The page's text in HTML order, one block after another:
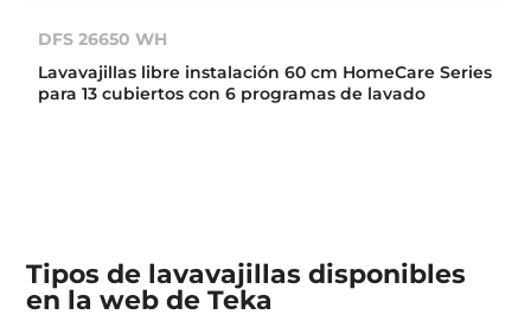
DFS 26650 WH
Lavavajillas libre instalación 60 cm HomeCare Series
para 13 cubiertos con 6 programas de lavado
Tipos de lavavajillas disponibles
en la web de Teka